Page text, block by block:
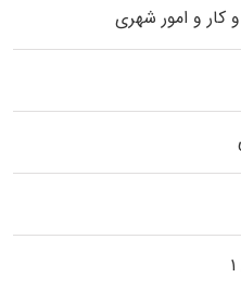
و امور شهری